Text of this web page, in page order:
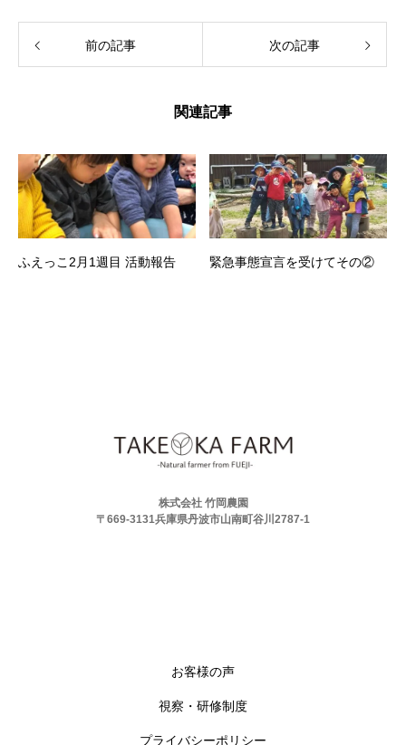
前の記事 次の記事
関連記事
ふえっこ2月1週目 活動報告 緊急事態宣言を受けてその②
株式会社 竹岡農園
〒669-3131兵庫県丹波市山南町谷川2787-1
お客様の声
視察・研修制度
プライバシーポリシー